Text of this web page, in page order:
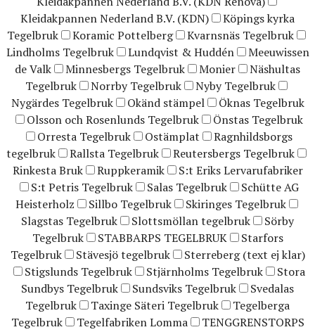
Kleidakpannen Nederland B.V. (KDN)
Köpings kyrka
Tegelbruk
Koramic Pottelberg
Kvarnsnäs Tegelbruk
Lindholms Tegelbruk
Lundqvist & Huddén
Meeuwissen
de Valk
Minnesbergs Tegelbruk Monier
Näshultas
Tegelbruk
Norrby Tegelbruk
Nyby Tegelbruk
Nygärdes Tegelbruk
Okänd stämpel
Öknas Tegelbruk
Olsson och Rosenlunds Tegelbruk
Önstas Tegelbruk
Orresta Tegelbruk
Ostämplat
Ragnhildsborgs
tegelbruk
Rallsta Tegelbruk
Reutersbergs Tegelbruk
Rinkesta Bruk
Ruppkeramik
S:t Eriks Lervarufabriker
S:t Petris Tegelbruk
Salas Tegelbruk
Schütte AG
Heisterholz
Sillbo Tegelbruk
Skiringes Tegelbruk
Slagstas Tegelbruk
Slottsmöllan tegelbruk
Sörby
Tegelbruk
STABBARPS TEGELBRUK
Starfors
Tegelbruk
Stävesjö tegelbruk
Sterreberg (text ej klar)
Stigslunds Tegelbruk
Stjärnholms Tegelbruk
Stora
Sundbys Tegelbruk
Sundsviks Tegelbruk
Svedalas
Tegelbruk
Taxinge Säteri Tegelbruk
Tegelberga
Tegelbruk
Tegelfabriken Lomma
TENGGRENSTORPS